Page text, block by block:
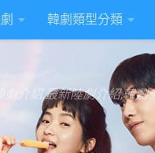
韓劇類型分類
介紹,最新陸劇介紹,韓劇